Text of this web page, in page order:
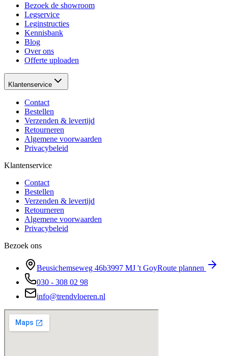
Bezoek de showroom
Legservice
Leginstructies
Kennisbank
Blog
Over ons
Offerte uploaden
Klantenservice
Contact
Bestellen
Verzenden & levertijd
Retourneren
Algemene voorwaarden
Privacybeleid
Klantenservice
Contact
Bestellen
Verzenden & levertijd
Retourneren
Algemene voorwaarden
Privacybeleid
Bezoek ons
Beusichemseweg 46b3997 MJ 't GoyRoute plannen
030 - 308 02 98
info@trendvloeren.nl